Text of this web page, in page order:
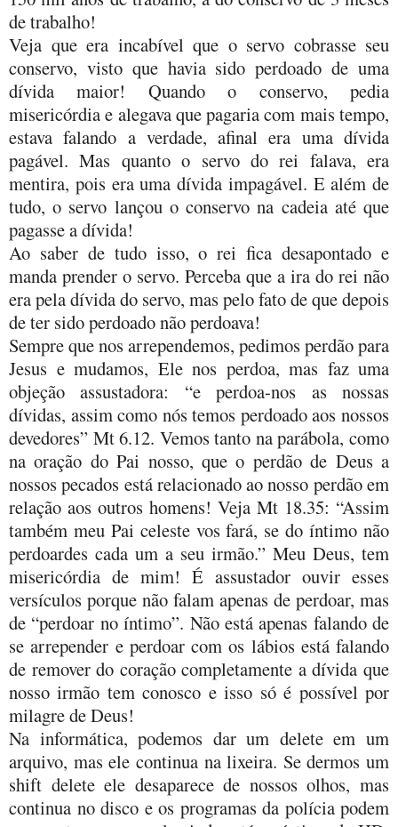
de trabalho!
Veja que era incabível que o servo cobrasse seu
conservo, visto que havia sido perdoado de uma
dívida maior! Quando o conservo, pedia
misericórdia e alegava que pagaria com mais tempo,
estava falando a verdade, afinal era uma dívida
pagável. Mas quanto o servo do rei falava, era
mentira, pois era uma dívida impagável. E além de
tudo, o servo lançou o conservo na cadeia até que
pagasse a dívida!
Ao saber de tudo isso, o rei fica desapontado e
manda prender o servo. Perceba que a ira do rei não
era pela dívida do servo, mas pelo fato de que depois
de ter sido perdoado não perdoava!
Sempre que nos arrependemos, pedimos perdão para
Jesus e mudamos, Ele nos perdoa, mas faz uma
objeção assustadora: “e perdoa-nos as nossas
dívidas, assim como nós temos perdoado aos nossos
devedores” Mt 6.12. Vemos tanto na parábola, como
na oração do Pai nosso, que o perdão de Deus a
nossos pecados está relacionado ao nosso perdão em
relação aos outros homens! Veja Mt 18.35: “Assim
também meu Pai celeste vos fará, se do íntimo não
perdoardes cada um a seu irmão.” Meu Deus, tem
misericórdia de mim! É assustador ouvir esses
versículos porque não falam apenas de perdoar, mas
de “perdoar no íntimo”. Não está apenas falando de
se arrepender e perdoar com os lábios está falando
de remover do coração completamente a dívida que
nosso irmão tem conosco e isso só é possível por
milagre de Deus!
Na informática, podemos dar um delete em um
arquivo, mas ele continua na lixeira. Se dermos um
shift delete ele desaparece de nossos olhos, mas
continua no disco e os programas da polícia podem